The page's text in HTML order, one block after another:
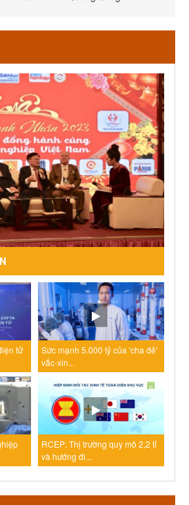
tử
Sức mạnh 5.000 tỷ của 'cha đẻ'
vắc-xin...
RCEP: Thị trường quy mô 2,2 tỉ
và hướng đi...